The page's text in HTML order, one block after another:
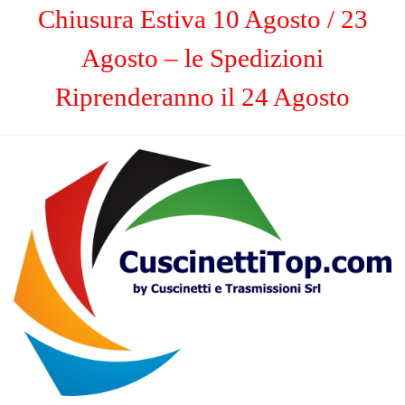
Chiusura Estiva 10 Agosto / 23
Agosto – le Spedizioni
Riprenderanno il 24 Agosto